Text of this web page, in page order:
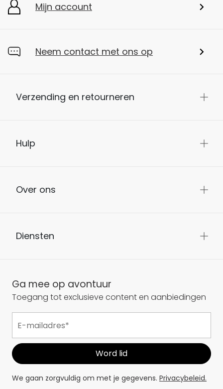
Mijn account
Neem contact met ons op
Verzending en retourneren
Hulp
Over ons
Diensten
Ga mee op avontuur
Toegang tot exclusieve content en aanbiedingen
We gaan zorgvuldig om met je gegevens. Privacybeleid.